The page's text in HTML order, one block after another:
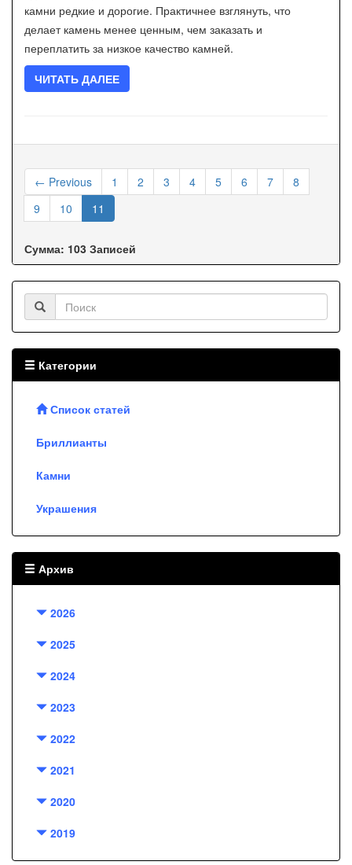
камни редкие и дорогие. Практичнее взглянуть, что
делает камень менее ценным, чем заказать и
переплатить за низкое качество камней.
ЧИТАТЬ ДАЛЕЕ
← Previous 1 2 3 4 5 6 7
8
9
10 11
Сумма: 103 Записей
Категории
Список статей
Бриллианты
Камни
Украшения
Архив
2026
2025
2024
2023
2022
2021
2020
2019